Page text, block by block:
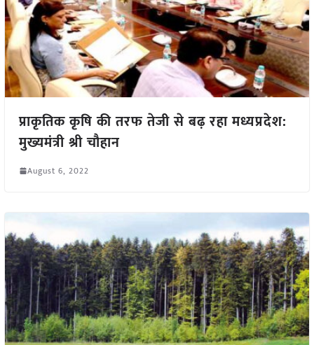
प्राकृतिक कृषि की तरफ तेजी से बढ़ रहा मध्यप्रदेश:
मुख्यमंत्री श्री चौहान
August 6, 2022